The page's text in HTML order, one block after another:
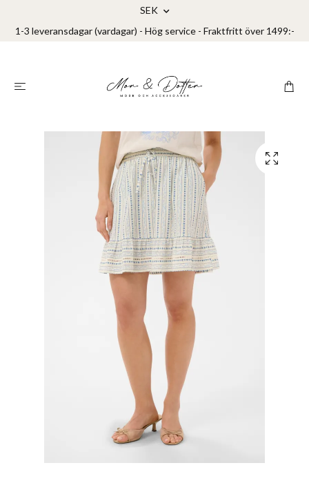
SEK
1-3 leveransdagar (vardagar) - Hög service - Fraktfritt över 1499:-